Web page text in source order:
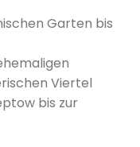
Garten bis
Viertel
bis zur